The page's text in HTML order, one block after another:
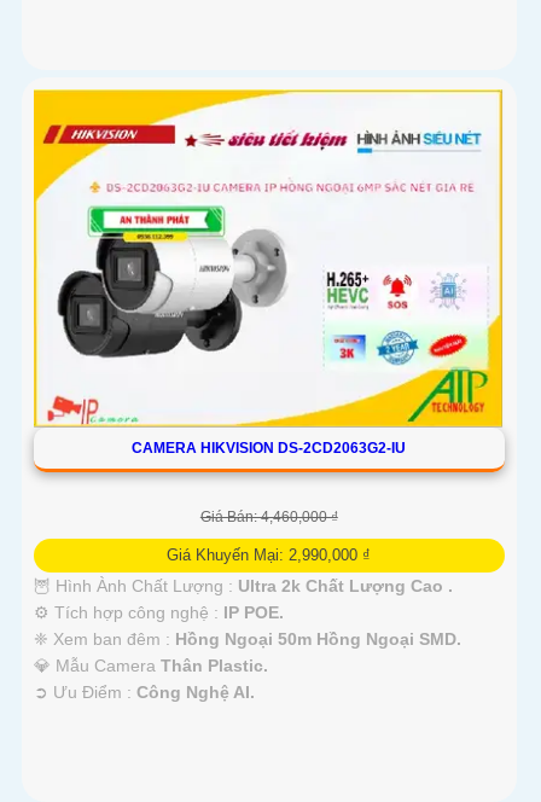
CAMERA HIKVISION DS-2CD2063G2-IU
Giá Bán: 4,460,000 ₫
Giá Khuyến Mại: 2,990,000 ₫
🦉 Hình Ành Chất Lượng : Ultra 2k Chất Lượng Cao .
⚙ Tích hợp công nghệ : IP POE.
❈ Xem ban đêm : Hồng Ngoại 50m Hồng Ngoại SMD.
💎 Mẫu Camera Thân Plastic.
️➲ Ưu Điểm : Công Nghệ AI.